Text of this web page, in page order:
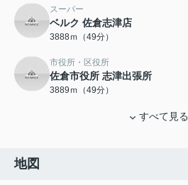
スーパー
ベルク 佐倉志津店
3888ｍ（49分）
市役所・区役所
佐倉市役所 志津出張所
3889ｍ（49分）
すべて見る
地図